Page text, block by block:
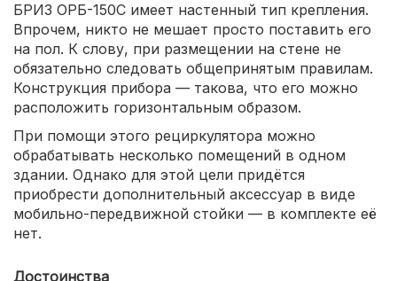
БРИЗ ОРБ-150С имеет настенный тип крепления.
Впрочем, никто не мешает просто поставить его
на пол. К слову, при размещении на стене не
обязательно следовать общепринятым правилам.
Конструкция прибора — такова, что его можно
расположить горизонтальным образом.
При помощи этого рециркулятора можно
обрабатывать несколько помещений в одном
здании. Однако для этой цели придётся
приобрести дополнительный аксессуар в виде
мобильно-передвижной стойки — в комплекте её
нет.
Достоинства